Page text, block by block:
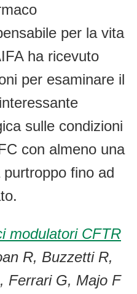
per la vita
ha ricevuto
per esaminare il
sulle condizioni
con almeno una
fino ad
modulatori CFTR
R, Buzzetti R,
Ferrari G, Majo F